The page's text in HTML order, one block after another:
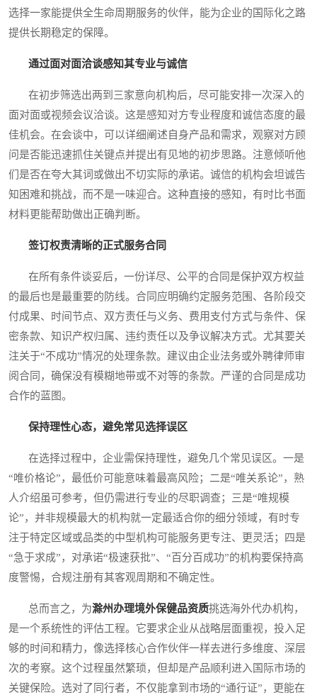
选择一家能提供全生命周期服务的伙伴，能为企业的国际化之路
提供长期稳定的保障。
通过面对面洽谈感知其专业与诚信
在初步筛选出两到三家意向机构后，尽可能安排一次深入的
面对面或视频会议洽谈。这是感知对方专业程度和诚信态度的最
佳机会。在会谈中，可以详细阐述自身产品和需求，观察对方顾
问是否能迅速抓住关键点并提出有见地的初步思路。注意倾听他
们是否在夸大其词或做出不切实际的承诺。诚信的机构会坦诚告
知困难和挑战，而不是一味迎合。这种直接的感知，有时比书面
材料更能帮助做出正确判断。
签订权责清晰的正式服务合同
在所有条件谈妥后，一份详尽、公平的合同是保护双方权益
的最后也是最重要的防线。合同应明确约定服务范围、各阶段交
付成果、时间节点、双方责任与义务、费用支付方式与条件、保
密条款、知识产权归属、违约责任以及争议解决方式。尤其要关
注关于“不成功”情况的处理条款。建议由企业法务或外聘律师审
阅合同，确保没有模糊地带或不对等的条款。严谨的合同是成功
合作的蓝图。
保持理性心态，避免常见选择误区
在选择过程中，企业需保持理性，避免几个常见误区。一是
“唯价格论”，最低价可能意味着最高风险；二是“唯关系论”，熟
人介绍虽可参考，但仍需进行专业的尽职调查；三是“唯规模
论”，并非规模最大的机构就一定最适合你的细分领域，有时专
注于特定区域或品类的中型机构可能服务更专注、更灵活；四是
“急于求成”，对承诺“极速获批”、“百分百成功”的机构要保持高
度警惕，合规注册有其客观周期和不确定性。
总而言之，为滁州办理境外保健品资质挑选海外代办机构，
是一个系统性的评估工程。它要求企业从战略层面重视，投入足
够的时间和精力，像选择核心合作伙伴一样去进行多维度、深层
次的考察。这个过程虽然繁琐，但却是产品顺利进入国际市场的
关键保险。选对了同行者，不仅能拿到市场的“通行证”，更能在